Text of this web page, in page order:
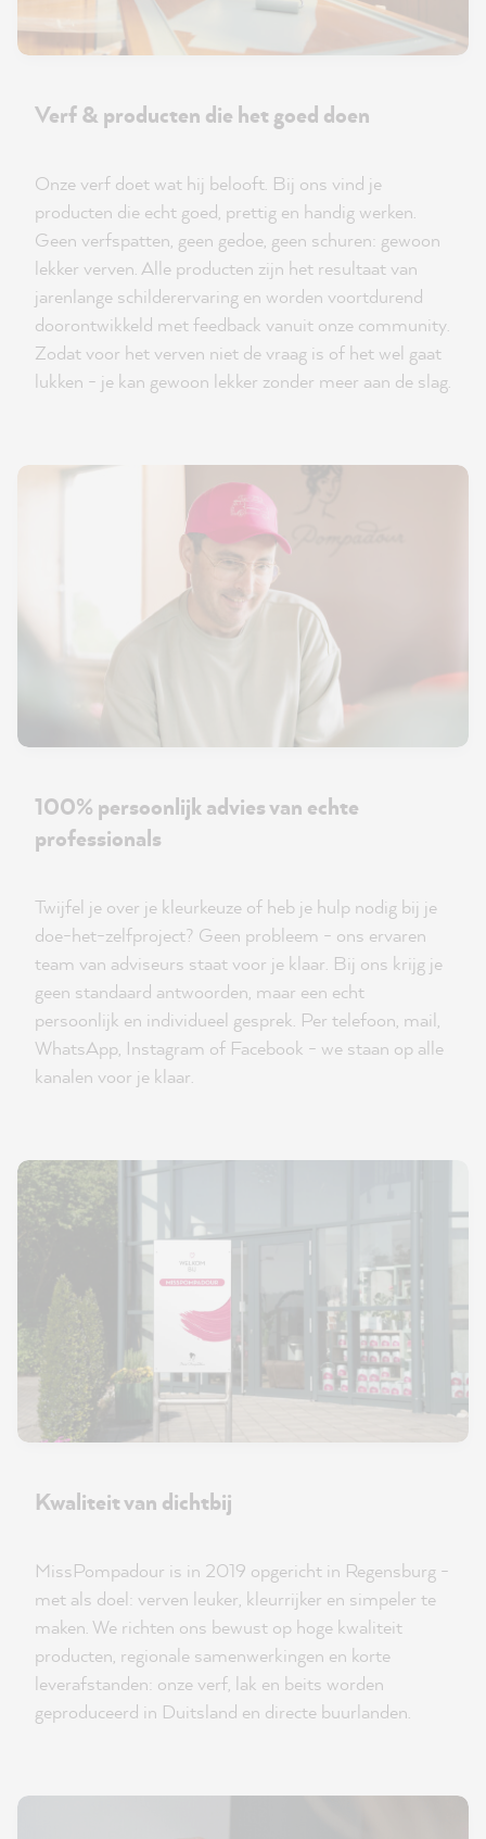
Verf & producten die het goed doen
Onze verf doet wat hij belooft. Bij ons vind je
producten die echt goed, prettig en handig werken.
Geen verfspatten, geen gedoe, geen schuren: gewoon
lekker verven. Alle producten zijn het resultaat van
jarenlange schilderervaring en worden voortdurend
doorontwikkeld met feedback vanuit onze community.
Zodat voor het verven niet de vraag is of het wel gaat
lukken - je kan gewoon lekker zonder meer aan de slag.
100% persoonlijk advies van echte
professionals
Twijfel je over je kleurkeuze of heb je hulp nodig bij je
doe-het-zelfproject? Geen probleem - ons ervaren
team van adviseurs staat voor je klaar. Bij ons krijg je
geen standaard antwoorden, maar een echt
persoonlijk en individueel gesprek. Per telefoon, mail,
WhatsApp, Instagram of Facebook - we staan op alle
kanalen voor je klaar.
Kwaliteit van dichtbij
MissPompadour is in 2019 opgericht in Regensburg -
met als doel: verven leuker, kleurrijker en simpeler te
maken. We richten ons bewust op hoge kwaliteit
producten, regionale samenwerkingen en korte
leverafstanden: onze verf, lak en beits worden
geproduceerd in Duitsland en directe buurlanden.